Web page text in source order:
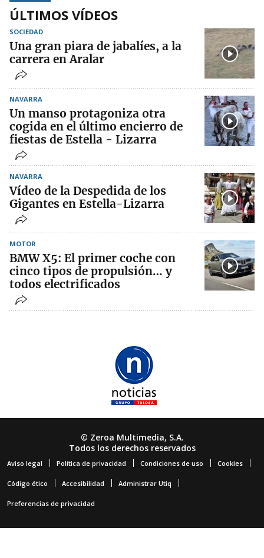
ÚLTIMOS VÍDEOS
SOCIEDAD
Una gran piara de jabalíes, a la
carrera en Aralar
NAVARRA
Un manso protagoniza otra
cogida en el último encierro de
fiestas de Estella - Lizarra
NAVARRA
Vídeo de la Despedida de los
Gigantes en Estella-Lizarra
MOTOR
BMW X5: El primer coche con
cinco tipos de propulsión… y
todos electrificados
© Zeroa Multimedia, S.A.
Todos los derechos reservados
Aviso legal Política de privacidad Condiciones de uso Cookies
Código ético Accesibilidad Administrar Utiq
Preferencias de privacidad